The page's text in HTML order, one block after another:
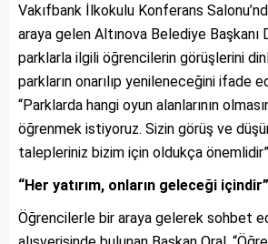
Vakıfbank İlkokulu Konferans
araya gelen Altınova Belediye Başkanı
parklarla ilgili öğrencilerin görüşlerini
parkların onarılıp yenileneceğini ifade
“Parklarda hangi oyun alanlarının
öğrenmek istiyoruz. Sizin görüş ve
talepleriniz bizim için oldukça
“Her yatırım, onların geleceği içindir”
Öğrencilerle bir araya gelerek sohbet